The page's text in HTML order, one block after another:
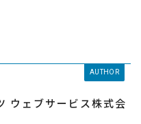
AUTHOR
ウェブサービス株式会